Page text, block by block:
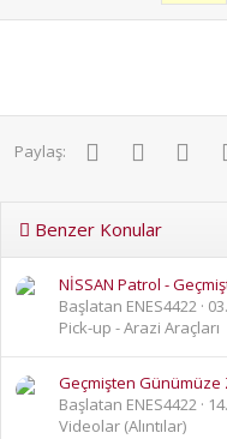
Paylaş: FacebookTwitter
Benzer Konular
NİSSAN Patrol -
Başlatan ENES4422
Pick-up - Arazi Araçları
Geçmişten Günümüze
Başlatan ENES4422
Videolar (Alıntılar)